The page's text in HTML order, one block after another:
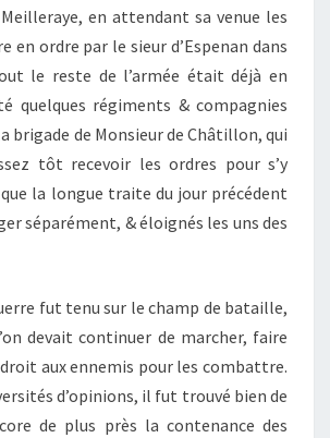
en attendant sa venue les
ordre par le sieur d’Espenan dans
le reste de l’armée était déjà en
quelques régiments & compagnies
brigade de Monsieur de Châtillon, qui
tôt recevoir les ordres pour s’y
que la longue traite du jour précédent
séparément, & éloignés les uns des
fut tenu sur le champ de bataille,
devait continuer de marcher, faire
aux ennemis pour les combattre.
d’opinions, il fut trouvé bien de
de plus près la contenance des